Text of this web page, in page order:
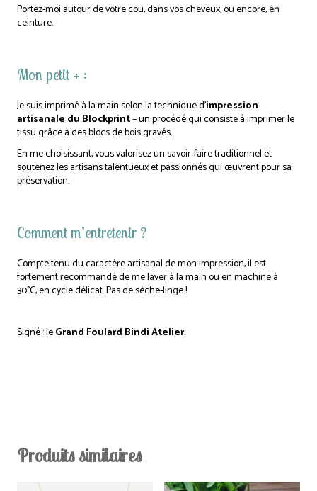
Portez-moi autour de votre cou, dans vos cheveux, ou encore, en
ceinture.
Mon petit + :
Je suis imprimé à la main selon la technique d’impression
artisanale du Blockprint– un procédé qui consiste à imprimer le
tissu grâce à des blocs de bois gravés.
En me choisissant, vous valorisez un savoir-faire traditionnel et
soutenez les artisans talentueux et passionnés qui œuvrent pour sa
préservation.
Comment m’entretenir ?
Compte tenu du caractère artisanal de mon impression, il est
fortement recommandé de me laver à la main ou en machine à
30°C, en cycle délicat. Pas de sèche-linge !
Signé : leGrand Foulard Bindi Atelier.
Produits similaires